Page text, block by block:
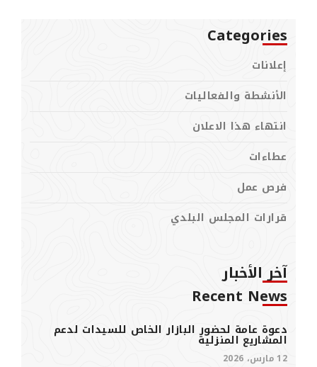
Categories
إعلانات
الأنشطة والفعاليات
انتهاء هذا الاعلان
عطاءات
فرص عمل
قرارات المجلس البلدي
آخر الأخبار
Recent News
دعوة عامة لحضور البازار الخاص للسيدات لدعم
المشاريع المنزلية
12 مارس، 2026